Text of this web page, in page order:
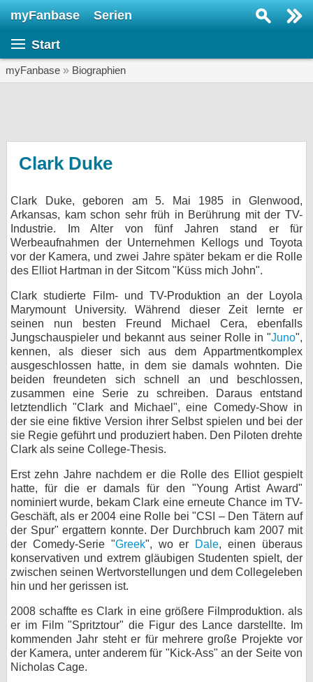
myFanbase Serien
Start
myFanbase » Biographien
Clark Duke
Clark Duke, geboren am 5. Mai 1985 in Glenwood,
Arkansas, kam schon sehr früh in Berührung mit der TV-
Industrie. Im Alter von fünf Jahren stand er für
Werbeaufnahmen der Unternehmen Kellogs und Toyota
vor der Kamera, und zwei Jahre später bekam er die Rolle
des Elliot Hartman in der Sitcom "Küss mich John".
Clark studierte Film- und TV-Produktion an der Loyola
Marymount University. Während dieser Zeit lernte er
seinen nun besten Freund Michael Cera, ebenfalls
Jungschauspieler und bekannt aus seiner Rolle in "Juno",
kennen, als dieser sich aus dem Appartmentkomplex
ausgeschlossen hatte, in dem sie damals wohnten. Die
beiden freundeten sich schnell an und beschlossen,
zusammen eine Serie zu schreiben. Daraus entstand
letztendlich "Clark and Michael", eine Comedy-Show in
der sie eine fiktive Version ihrer Selbst spielen und bei der
sie Regie geführt und produziert haben. Den Piloten drehte
Clark als seine College-Thesis.
Erst zehn Jahre nachdem er die Rolle des Elliot gespielt
hatte, für die er damals für den "Young Artist Award"
nominiert wurde, bekam Clark eine erneute Chance im TV-
Geschäft, als er 2004 eine Rolle bei "CSI – Den Tätern auf
der Spur" ergattern konnte. Der Durchbruch kam 2007 mit
der Comedy-Serie "Greek", wo er Dale, einen überaus
konservativen und extrem gläubigen Studenten spielt, der
zwischen seinen Wertvorstellungen und dem Collegeleben
hin und her gerissen ist.
2008 schaffte es Clark in eine größere Filmproduktion. als
er im Film "Spritztour" die Figur des Lance darstellte. Im
kommenden Jahr steht er für mehrere große Projekte vor
der Kamera, unter anderem für "Kick-Ass" an der Seite von
Nicholas Cage.
KULTUR
Specials
SERVICE
Gewinnspiele
Forum
bei X
bei Facebook
Kontakt
Nutzungsbedingungen
Datenschutz
Cookie-Einstellungen
Impressum
Desktop-Ansicht
myFanbase